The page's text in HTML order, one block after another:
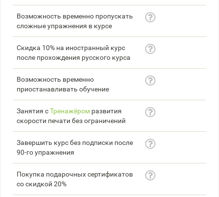
Возможность временно пропускать
сложные упражнения в курсе
Скидка 10% на иностранный курс
после прохождения русского курса
Возможность временно
приостанавливать обучение
Занятия сТренажёром развития
скорости печати без ограничений
Завершить курс без подписки после
90-го упражнения
Покупка подарочных сертификатов
со скидкой 20%